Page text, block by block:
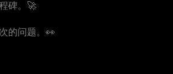
碑。🚀
的问题。👀